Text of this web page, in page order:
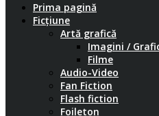
Prima pagină
Ficțiune
Artă grafică
Imagini /
Filme
Audio-Video
Fan Fiction
Flash fiction
Foileton